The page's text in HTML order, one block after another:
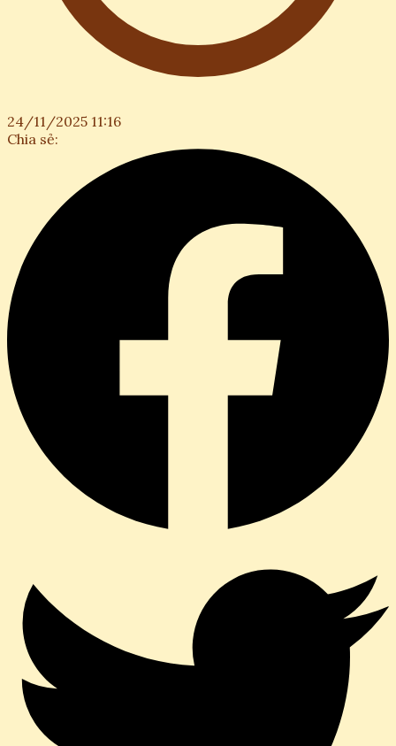
24/11/2025 11:16
Chia sẻ: